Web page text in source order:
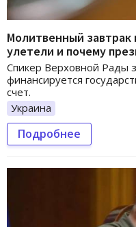
Молитвенный завтрак
улетели и почему
Спикер Верховной Рады
финансируется
счет.
Украина
Подробнее